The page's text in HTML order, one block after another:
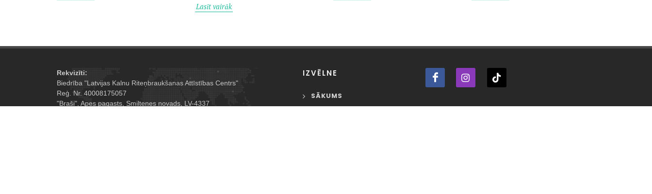
Lasīt vairāk
Rekvizīti:
Biedrība "Latvijas Kalnu Riteņbraukšanas Attīstības Centrs"
Reģ. Nr. 40008175057
"Braši", Apes pagasts, Smiltenes novads, LV-4337
IZVĒLNE
SĀKUMS